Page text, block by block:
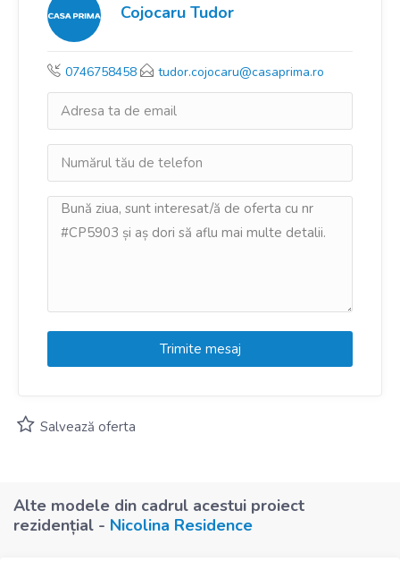
Cojocaru Tudor
0746758458 tudor.cojocaru@casaprima.ro
Trimite mesaj
Alte modele din cadrul acestui proiect
rezidențial - Nicolina Residence
10